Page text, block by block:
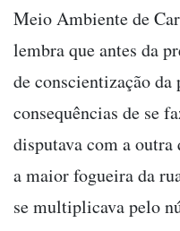
Meio Ambiente de
lembra que antes da
de conscientização da
consequências de se
disputava com a
a maior fogueira da
se multiplicava pelo